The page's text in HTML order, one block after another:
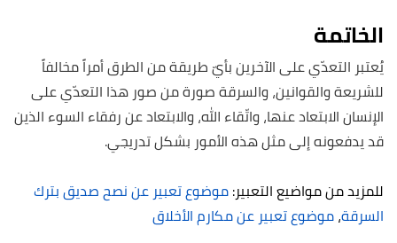
الخاتمة
يُعتبر التعدّي على الآخرين بأيّ طريقة من الطرق أمراً مخالفاً
للشريعة والقوانين، والسرقة صورة من صور هذا التعدّي على
الإنسان الابتعاد عنها، واتّقاء الله، والابتعاد عن رفقاء السوء الذين
قد يدفعونه إلى مثل هذه الأمور بشكل تدريجي.
للمزيد من مواضيع التعبير:موضوع تعبير عن نصح صديق بترك
السرقة،موضوع تعبير عن مكارم الأخلاق